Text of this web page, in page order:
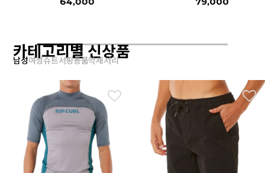
카테고리별 신상품
남성여성슈트서핑용품악세서리